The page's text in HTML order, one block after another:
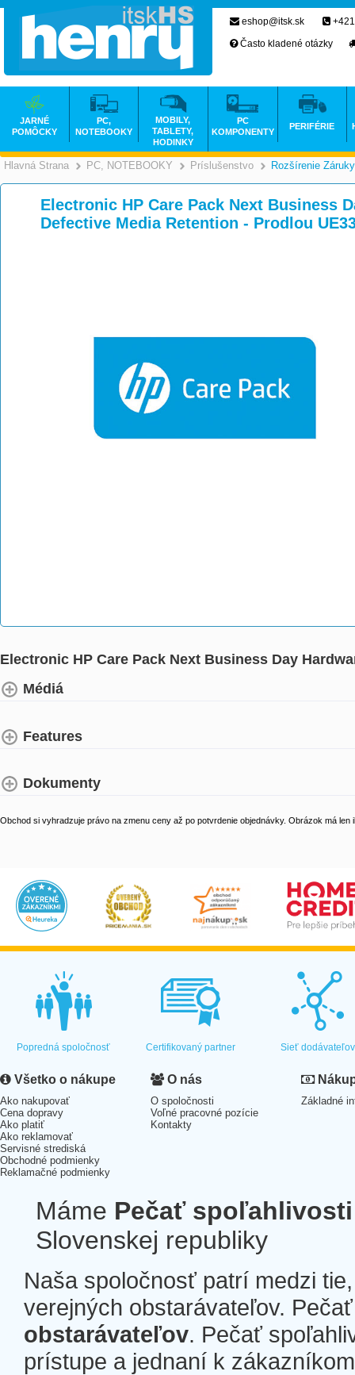
Hlavná Strana >
PC, NOTEBOOKY >
Príslušenstvo Rozšírenie Záruky
Electronic HP Care Pack Next Business
Defective Media Retention - Prodlou
Electronic HP Care Pack Next Business Day
Médiá
Features
Dokumenty
Obchod si vyhradzuje právo na zmenu ceny až po potvrdenie objednávky. Obrázok má len
eshop@itsk.sk
Často kladené otázky
JARNÉ
POMÔCKY
PC,
NOTEBOOKY
MOBILY,
TABLETY,
HODINKY
PC
KOMPONENTY
PERIFÉRIE
Popredná spoločnosť Certifikovaný partner Sieť dodávateľov
Všetko o nákupe
Ako nakupovať
Cena dopravy
Ako platiť
Ako reklamovať
Servisné strediská
Obchodné podmienky
Reklamačné podmienky
O nás
O spoločnosti
Voľné pracovné pozície
Kontakty
Základné
Máme Pečať spoľahlivosti
Slovenskej republiky
Naša spoločnosť patrí medzi
verejných obstarávateľov.
obstarávateľov. Pečať
prístupe a jednaní k